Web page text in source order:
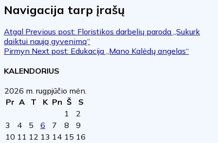
Navigacija tarp įrašų
Atgal Previous post: Floristikos darbelių paroda „Sukurk
daiktui naują gyvenimą“
Pirmyn Next post: Edukacija „Mano Kalėdų angelas“
KALENDORIUS
2026 m. rugpjūčio mėn.
Pr A T K Pn Š
S
1
2
3
4 5 6 7 8
9
10 11 12 13 14 15 16